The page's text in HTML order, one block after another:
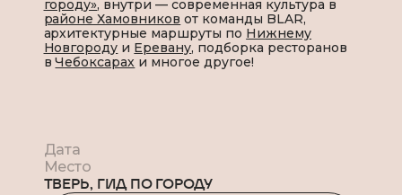
городу», внутри — современная культура в
районе Хамовников от команды BLAR,
архитектурные маршруты по Нижнему
Новгороду и Еревану, подборка ресторанов
вЧебоксарах и многое другое!
Дата
Место
ТВЕРЬ, ГИД ПО ГОРОДУ